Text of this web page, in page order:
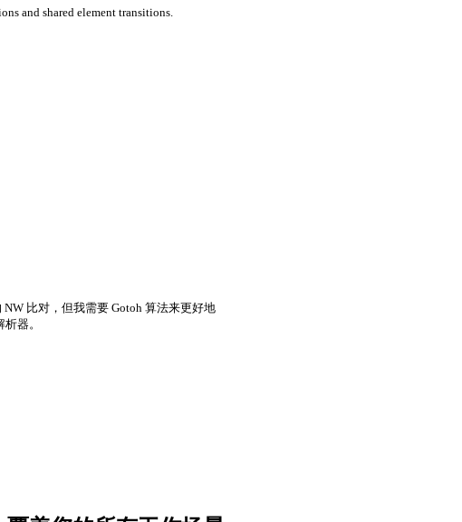
and shared element transitions.
比对，但我需要 Gotoh 算法来更好地
器。